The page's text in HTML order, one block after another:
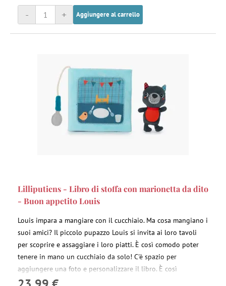
+
- Aggiungere al carrello
Lilliputiens - Libro di stoffa con marionetta da dito
- Buon appetito Louis
Louis impara a mangiare con il cucchiaio. Ma cosa mangiano i
suoi amici? Il piccolo pupazzo Louis si invita ai loro tavoli
per scoprire e assaggiare i loro piatti. È così comodo poter
tenere in mano un cucchiaio da solo! C'è spazio per
aggiungere una foto e personalizzare il libro. È così
divertente condividere un pasto con Louis. Buon appetito!